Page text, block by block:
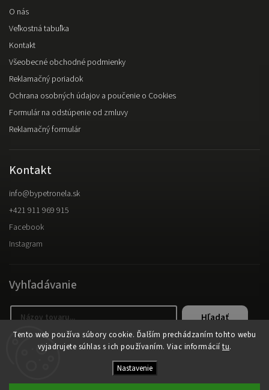
Tento web používa súbory cookie. Ďalším prechádzaním tohto webu
vyjadrujete súhlas s ich používaním. Viac informácií tu.
Nastavenie
O nás
Veľkostná tabuľka
Kontakt
Všeobecné obchodné podmienky
Reklamačný poriadok
Ochrana osobných údajov a poučenie o Cookies
Formulár na odstúpenie od zmluvy
Reklamačný formulár
Kontakt
info@bypetronela.sk
+421 911 969 915
Facebook
Instagram
Vyhľadávanie
Hľadať
byPetronela. Všetky práva vyhradené.